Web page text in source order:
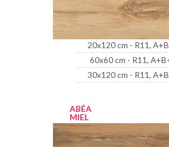
20x120 cm - R11,
60x60 cm - R11,
30x120 cm - R11,
ABÉA
MIEL